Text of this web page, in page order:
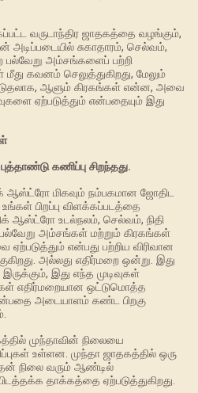
வருடாந்திர ஜாதகத்தை வழங்கும்,
அடிப்படையில் சுகாதாரம், செல்வம்,
பல்வேறு அம்சங்களைப் பற்றி
மீது கவனம் செலுத்துகிறது, மேலும்
ஆளும் கிரகங்கள் என்ன, அவை
ஏற்படுத்தும் என்பதையும் இது
கணிப்பு சிறந்தது.
ஆஸ்ட்ரோ மிகவும் நம்பகமான ஜோதிட
பிறப்பு விளக்கப்படத்தை
ஆஸ்ட்ரோ உடல்நலம், செல்வம், நிதி
அம்சங்கள் மற்றும் கிரகங்கள்
என்பது பற்றிய விரிவான
அல்லது எதிர்மறை ஒன்று. இது
இது எந்த முடிவுகள்
எதிர்மறையான ஒட்டுமொத்த
அடையாளம் கண்ட பிறகு
முந்தாவின் நிலையை
உள்ளன. முந்தா ஜாதகத்தில் ஒரு
நிலை வரும் ஆண்டில்
தாக்கத்தை ஏற்படுத்துகிறது.